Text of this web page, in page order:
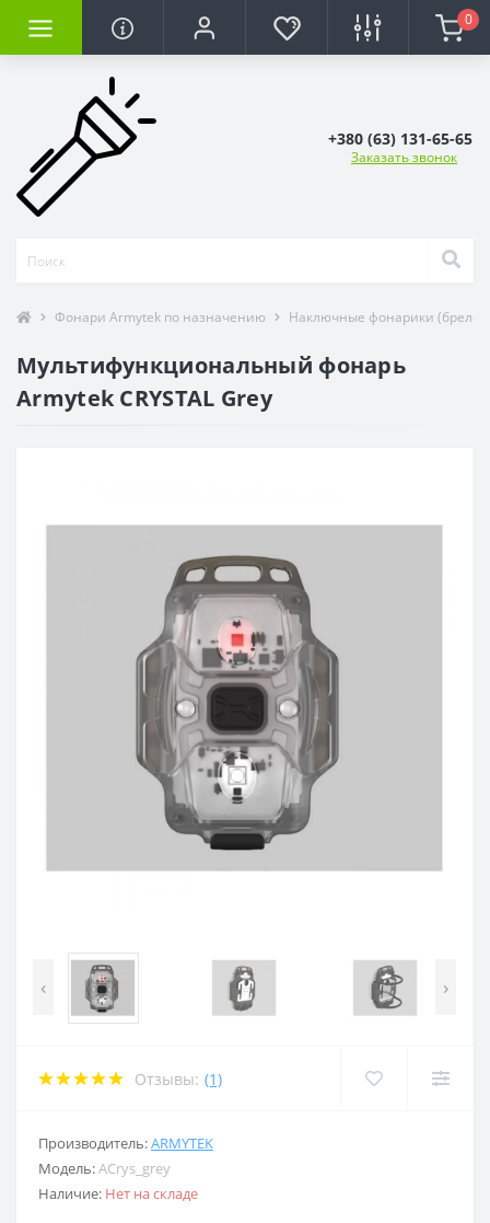
0
+380 (63) 131-65-65
Заказать звонок
Фонари Armytek по назначению Наключные фонарики
Мультифункциональный фонарь
Armytek CRYSTAL Grey
‹ ›
Отзывы: (1)
Производитель:ARMYTEK
Модель:ACrys_grey
Наличие: Нет на складе